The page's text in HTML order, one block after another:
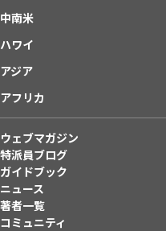
中南米
ハワイ
アジア
アフリカ
ウェブマガジン
特派員ブログ
ガイドブック
ニュース
著者一覧
コミュニティ